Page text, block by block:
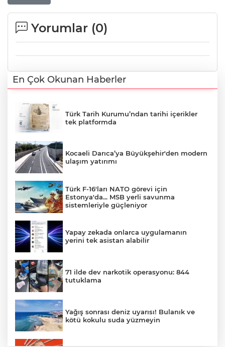
Yorumlar (0)
En Çok Okunan Haberler
Türk Tarih Kurumu’ndan tarihi içerikler
tek platformda
Kocaeli Darıca’ya Büyükşehir'den modern
ulaşım yatırımı
Türk F-16'ları NATO görevi için
Estonya'da... MSB yerli savunma
sistemleriyle güçleniyor
Yapay zekada onlarca uygulamanın
yerini tek asistan alabilir
71 ilde dev narkotik operasyonu: 844
tutuklama
Yağış sonrası deniz uyarısı! Bulanık ve
kötü kokulu suda yüzmeyin